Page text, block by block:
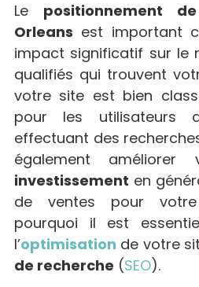
Le positionnement
Orleans est important
impact significatif sur le
qualifiés qui trouvent
votre site est bien
pour les utilisateurs
effectuant des
également améliorer
investissement en
de ventes pour votre
pourquoi il est
l’optimisation de votre
de recherche (SEO).